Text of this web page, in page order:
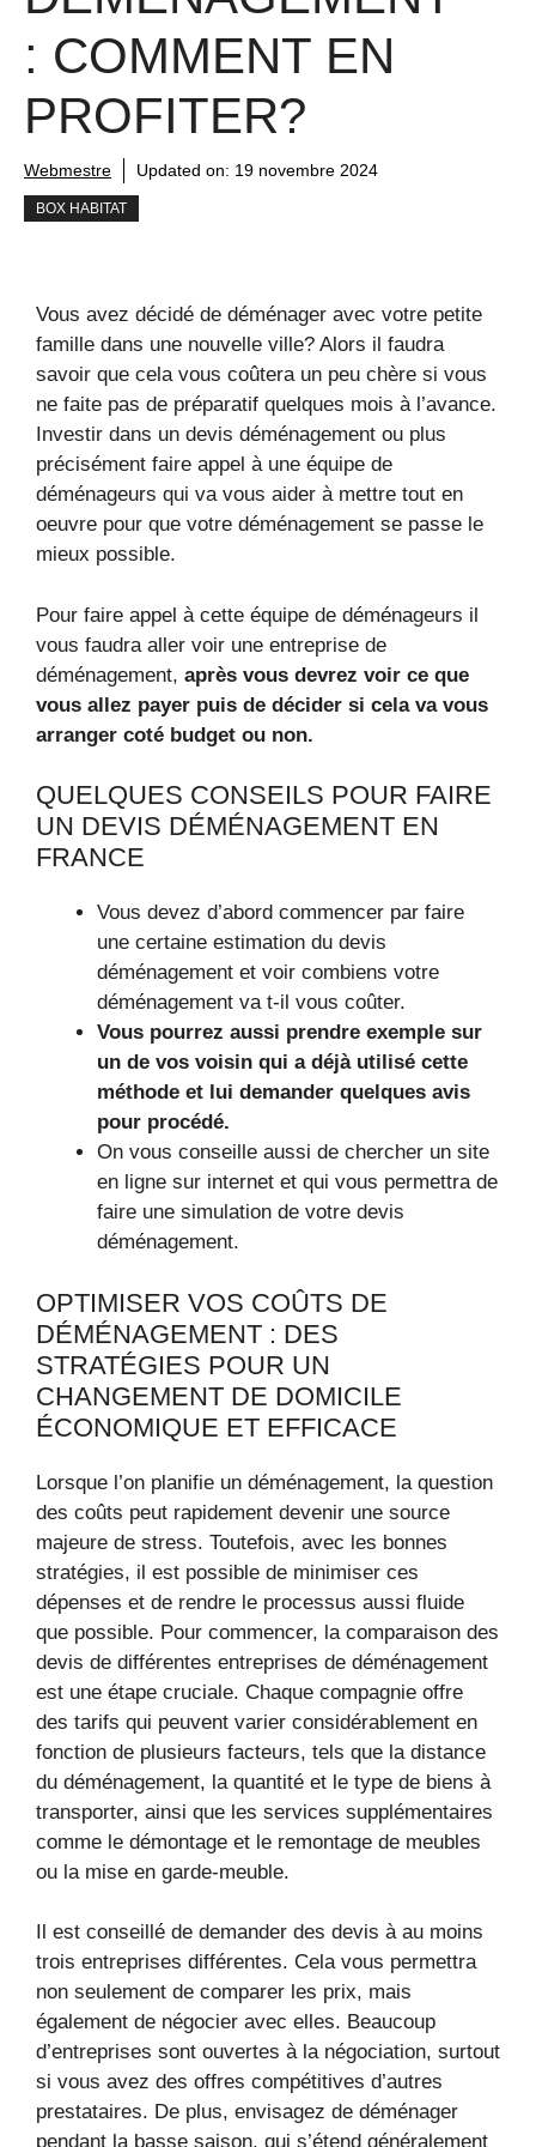
: COMMENT EN
PROFITER?
Webmestre Updated on: 19 novembre 2024
BOX HABITAT
Vous avez décidé de déménager avec votre petite
famille dans une nouvelle ville? Alors il faudra
savoir que cela vous coûtera un peu chère si vous
ne faite pas de préparatif quelques mois à l’avance.
Investir dans un devis déménagement ou plus
précisément faire appel à une équipe de
déménageurs qui va vous aider à mettre tout en
oeuvre pour que votre déménagement se passe le
mieux possible.
Pour faire appel à cette équipe de déménageurs il
vous faudra aller voir une entreprise de
déménagement, après vous devrez voir ce que
vous allez payer puis de décider si cela va vous
arranger coté budget ou non.
QUELQUES CONSEILS POUR FAIRE
UN DEVIS DÉMÉNAGEMENT EN
FRANCE
Vous devez d’abord commencer par faire
une certaine estimation du devis
déménagement et voir combiens votre
déménagement va t-il vous coûter.
Vous pourrez aussi prendre exemple sur
un de vos voisin qui a déjà utilisé cette
méthode et lui demander quelques avis
pour procédé.
On vous conseille aussi de chercher un site
en ligne sur internet et qui vous permettra de
faire une simulation de votre devis
déménagement.
OPTIMISER VOS COÛTS DE
DÉMÉNAGEMENT : DES
STRATÉGIES POUR UN
CHANGEMENT DE DOMICILE
ÉCONOMIQUE ET EFFICACE
Lorsque l’on planifie un déménagement, la question
des coûts peut rapidement devenir une source
majeure de stress. Toutefois, avec les bonnes
stratégies, il est possible de minimiser ces
dépenses et de rendre le processus aussi fluide
que possible. Pour commencer, la comparaison des
devis de différentes entreprises de déménagement
est une étape cruciale. Chaque compagnie offre
des tarifs qui peuvent varier considérablement en
fonction de plusieurs facteurs, tels que la distance
du déménagement, la quantité et le type de biens à
transporter, ainsi que les services supplémentaires
comme le démontage et le remontage de meubles
ou la mise en garde-meuble.
Il est conseillé de demander des devis à au moins
trois entreprises différentes. Cela vous permettra
non seulement de comparer les prix, mais
également de négocier avec elles. Beaucoup
d’entreprises sont ouvertes à la négociation, surtout
si vous avez des offres compétitives d’autres
prestataires. De plus, envisagez de déménager
pendant la basse saison, qui s’étend généralement